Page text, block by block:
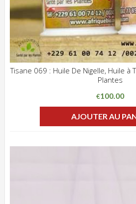
Tisane 069 : Huile De Nigelle, Huile à
Plantes
€100.00
AJOUTER AU